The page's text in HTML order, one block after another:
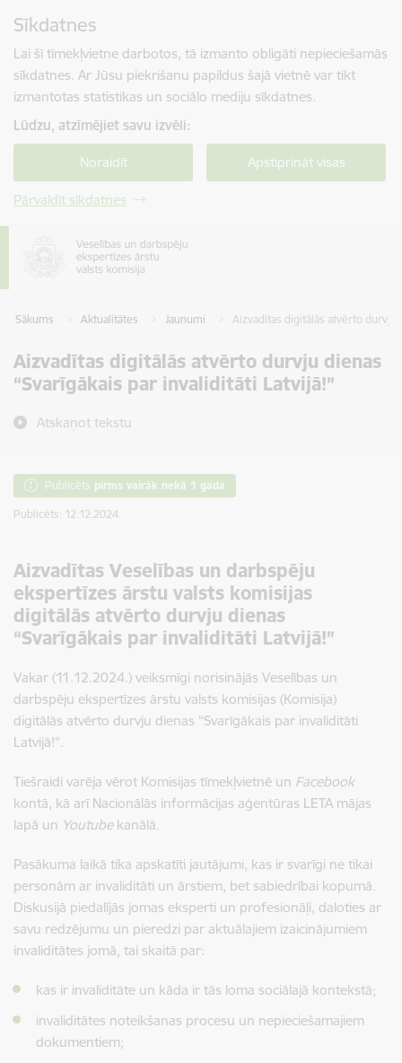
Sīkdatnes
Lai šī tīmekļvietne darbotos, tā izmanto obligāti nepieciešamās
sīkdatnes. Ar Jūsu piekrišanu papildus šajā vietnē var tikt
izmantotas statistikas un sociālo mediju sīkdatnes.
Lūdzu, atzīmējiet savu izvēli:
Noraidīt Apstiprināt visas
Pārvaldīt sīkdatnes
Sākums Aktualitātes Jaunumi Aizvadītas digitālās atvērto durvju
Aizvadītas digitālās atvērto durvju dienas
“Svarīgākais par invaliditāti Latvijā!”
Atskaņot tekstu
Publicēts pirms vairāk nekā 1 gada
Publicēts: 12.12.2024.
Aizvadītas Veselības un darbspēju
ekspertīzes ārstu valsts komisijas
digitālās atvērto durvju dienas
“Svarīgākais par invaliditāti Latvijā!”
Vakar (11.12.2024.) veiksmīgi norisinājās Veselības un
darbspēju ekspertīzes ārstu valsts komisijas (Komisija)
digitālās atvērto durvju dienas “Svarīgākais par invaliditāti
Latvijā!”.
Tiešraidi varēja vērot Komisijas tīmekļvietnē un Facebook
kontā, kā arī Nacionālās informācijas aģentūras LETA mājas
lapā un Youtubekanālā.
Pasākuma laikā tika apskatīti jautājumi, kas ir svarīgi ne tikai
personām ar invaliditāti un ārstiem, bet sabiedrībai kopumā.
Diskusijā piedalījās jomas eksperti un profesionāļi, daloties ar
savu redzējumu un pieredzi par aktuālajiem izaicinājumiem
invaliditātes jomā, tai skaitā par:
kas ir invaliditāte un kāda ir tās loma sociālajā kontekstā;
invaliditātes noteikšanas procesu un nepieciešamajiem
dokumentiem;